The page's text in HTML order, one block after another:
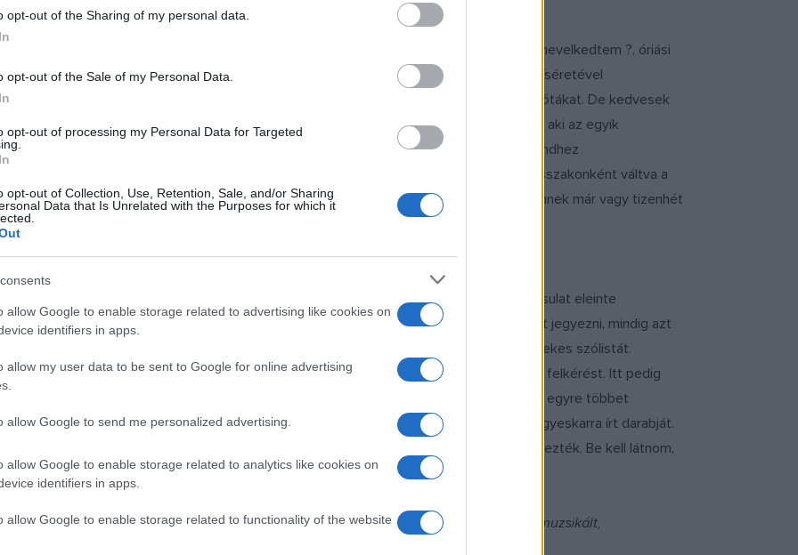
opt-out of the Sharing of my personal data.
opt-out of the Sale of my Personal Data.
opt-out of processing my Personal Data for Targeted
opt-out of Collection, Use, Retention, Sale, and/or Sharing
Data that Is Unrelated with the Purposes for which it
allow Google to enable storage related to advertising like cookies on
identifiers in apps.
allow my user data to be sent to Google for online advertising
allow Google to send me personalized advertising.
allow Google to enable storage related to analytics like cookies on
identifiers in apps.
allow Google to enable storage related to functionality of the website
Ambíció volt bennem bőven, és nekem, a kisvárosi lánynak ? hiszen Sátoraljaújhelyen nevelkedtem ?, óriási
jöttek táncházat tartani. Nagy élmény volt, amikor egyszer Pénzes Géza bőgő-kíséretével
általában csodálkozva nézték, hogy mit akar ez a kislány, aki ilyen bátran berendeli a nótákat. De kedvesek
mekkora kiváltságot jelent ilyen remek zenészekkel énekelni. Fekete Antal ?Puma? ? aki az egyik
volt a brácsása. A Gyökér kocsmában játszottak egyszer, amikor a széki rendhez
négy lassút ismertem összesen két-két versszakkal. Így aztán ezt adtam elő, két versszakonként váltva a
nézett rám, hogy vajon honnan szalasztottak. Azóta nem találkoztunk színpadon, ennek már vagy tizenhét
és most már kicsit felkészültebb leszek...
Együttesbe, hogy nem tartoztam a profi néptáncosok közé. Kívülálló voltam, így a társulat eleinte
beilleszkednem, hogy alig akartak elengedni. Bár egyre inkább kezdtek énekesként jegyezni, mindig azt
mindez bennem is megváltozni, amikor meghívtak az Állami Népi Együttesbe, mint énekes szólistát.
éreztem magam a Honvédban, hogy tényleg csak a szerepváltás miatt fogadtam el a felkérést. Itt pedig
szerepet kaptam. Arra is rájöttem, remek énekeseket találni az Államiban, akikkel egyre többet
is részt vettem. Legutóbb pedig előadtuk Kodály Zoltán Esti dal című, vegyeskarra írt darabját.
elsírtam magam. Sok egykori énekkaros is jelen volt az előadáson, ők is megkönnyezték. Be kell látnom,
gyerekkori álmomhoz, hogy táncosnő legyek. Rájöttem, most vagyok a helyemen.
DJ Palotaival, felkérték kortárs kompozíciók előadására, jazz-zenészekkel is muzsikált,